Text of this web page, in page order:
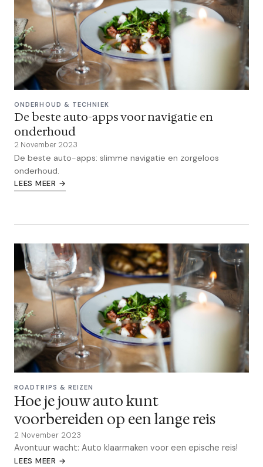
ONDERHOUD & TECHNIEK
De beste auto-apps voor navigatie en
onderhoud
2 November 2023
De beste auto-apps: slimme navigatie en zorgeloos
onderhoud.
LEES MEER →
ROADTRIPS & REIZEN
Hoe je jouw auto kunt
voorbereiden op een lange reis
2 November 2023
Avontuur wacht: Auto klaarmaken voor een epische reis!
LEES MEER →